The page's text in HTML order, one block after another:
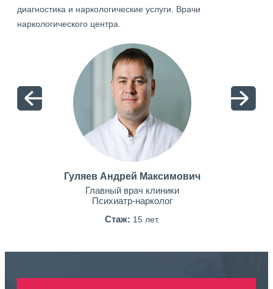
диагностика и наркологические услуги. Врачи
наркологического центра.
Гуляев Андрей Максимович
Главный врач клиники
Психиатр-нарколог
Стаж: 15 лет.